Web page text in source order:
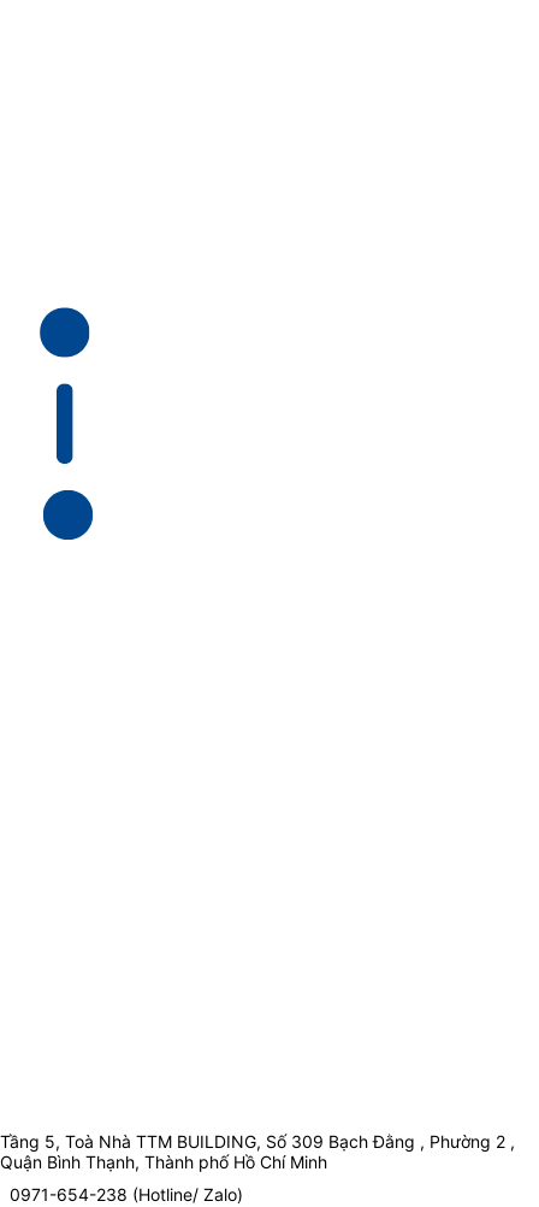
Tầng 5, Toà Nhà TTM BUILDING, Số 309 Bạch Đằng , Phường 2 ,
Quận Bình Thạnh, Thành phố Hồ Chí Minh
0971-654-238 (Hotline/ Zalo)